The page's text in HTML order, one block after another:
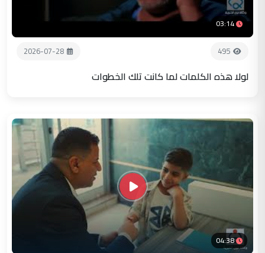
03:14
495
2026-07-28
لولا هذه الكلمات لما كانت تلك الخطوات
04:38